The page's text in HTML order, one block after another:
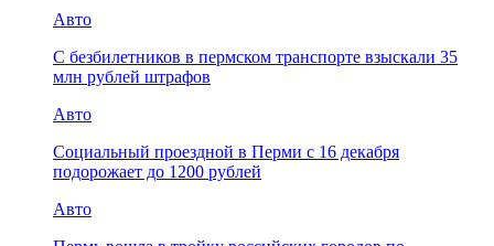
Авто
С безбилетников в пермском транспорте взыскали 35
млн рублей штрафов
Авто
Социальный проездной в Перми с 16 декабря
подорожает до 1200 рублей
Авто